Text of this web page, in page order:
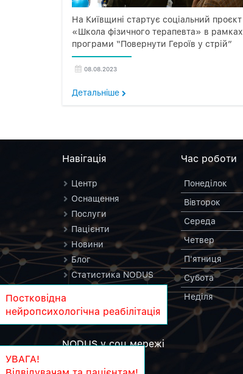
На Київщині стартує соціальний проєкт
«Школа фізичного терапевта» в рамках
програми “Повернути Героїв у стрій”
08.08.2023
Детальнiше
Навiгацiя
Центр
Оснащення
Послуги
Пацієнти
Новини
Блог
Статистика NODUS
NODUS у вікіпедії
Час роботи
Понеділок
Вiвторок
Середа
Четвер
П'ятниця
Субота
Неділя
NODUS у соц.мережi
Постковідна
нейропсихологічна реабілітація
УВАГА!